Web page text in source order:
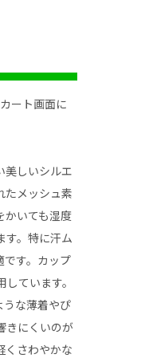
ート画面に
美しいシルエ
たメッシュ素
かいても湿度
す。特に汗ム
です。カップ
ています。
うな薄着やぴ
きにくいのが
くさわやかな